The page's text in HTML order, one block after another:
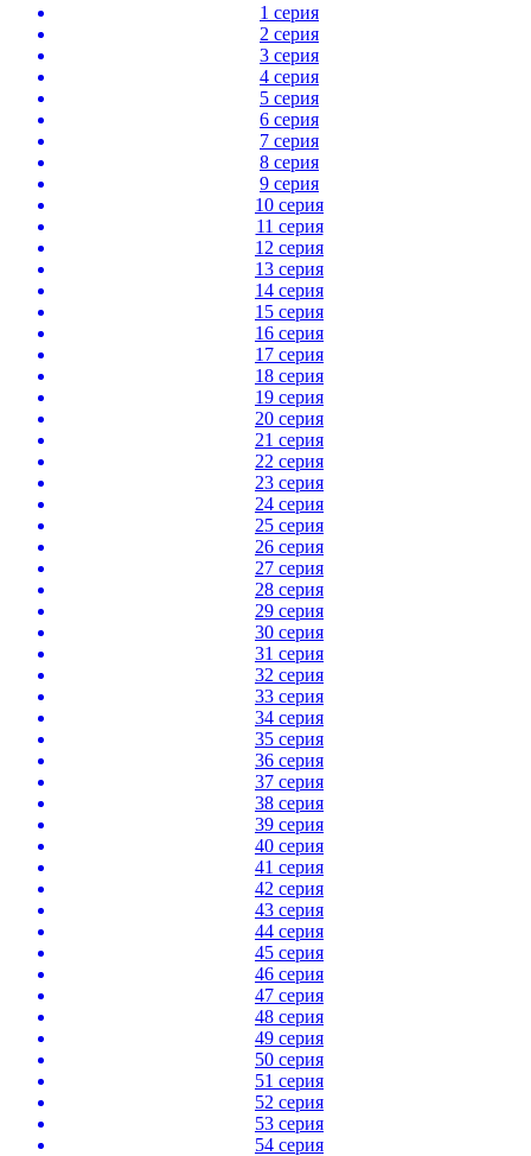
1 серия
2 серия
3 серия
4 серия
5 серия
6 серия
7 серия
8 серия
9 серия
10 серия
11 серия
12 серия
13 серия
14 серия
15 серия
16 серия
17 серия
18 серия
19 серия
20 серия
21 серия
22 серия
23 серия
24 серия
25 серия
26 серия
27 серия
28 серия
29 серия
30 серия
31 серия
32 серия
33 серия
34 серия
35 серия
36 серия
37 серия
38 серия
39 серия
40 серия
41 серия
42 серия
43 серия
44 серия
45 серия
46 серия
47 серия
48 серия
49 серия
50 серия
51 серия
52 серия
53 серия
54 серия